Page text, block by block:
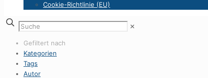
Cookie-Richtlinie (EU)
✕
Gefiltert nach
Kategorien
Tags
Autor